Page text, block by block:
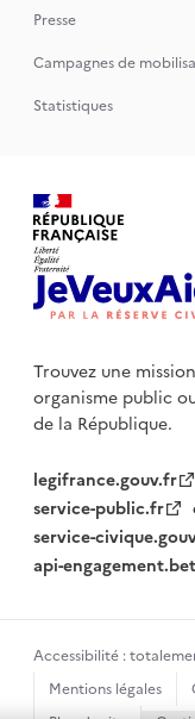
Presse
Campagnes de
Statistiques
Trouvez une
organisme public
de la République.
legifrance.gouv.fr
service-public.fr
service-
api-
Accessibilité :
Mentions légales